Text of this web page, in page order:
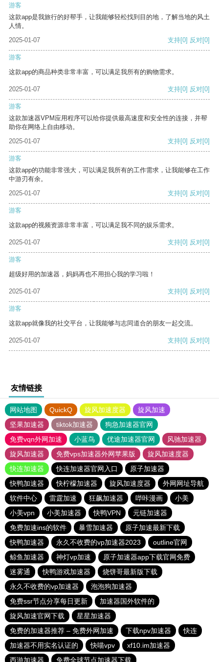
游客
这款app是我旅行的好帮手，让我能够轻松找到目的地，了解当地的风土
人情。
2025-01-07
支持[0] 反对[0]
游客
这款app的商品种类非常丰富，可以满足我所有的购物需求。
2025-01-07 支持[0] 反对[0]
游客
这款加速器VPM应用程序可以给你提供最高速度和安全性的连接，并帮
助你在网络上自由移动。
2025-01-07
支持[0] 反对[0]
游客
这款app的功能非常强大，可以满足我所有的工作需求，让我能够在工作
中游刃有余。
2025-01-07
支持[0] 反对[0]
游客
这款app的视频资源非常丰富，可以满足我不同的娱乐需求。
2025-01-07 支持[0] 反对[0]
游客
超级好用的加速器，妈妈再也不用担心我的学习啦！
2025-01-07 支持[0] 反对[0]
游客
这款app就像我的社交平台，让我能够与志同道合的朋友一起交流。
2025-01-07 支持[0] 反对[0]
友情链接
网站地图 QuickQ 旋风加速度器
旋风加速
坚果加速器
tiktok加速器
狗急加速器官网
免费vqn外网加速
小蓝鸟 优途加速器官网
风驰加速器
旋风加速器
免费vps加速器外网苹果版
旋风加速度器
快连加速器
快连加速器官网入口
原子加速器
快鸭加速器
快柠檬加速器 旋风加速度器
外网网址导航
软件中心
雷霆加速 狂飙加速器 哔咔漫画
小美
小美vpn
小美加速器 快鸭VPN
元链加速器
免费加速ins的软件
暴雪加速器
原子加速最新下载
快鸭加速器
永久不收费的vp加速器2023
outline官网
鲸鱼加速器
神灯vp加速
原子加速器app下载官网免费
迷雾通
快鸭游戏加速器
烧饼哥最新版下载
永久不收费的vp加速器
泡泡狗加速器
免费ssr节点分享每日更新
加速器国外软件的
旋风加速官网下载
星星加速器
免费的加速器推荐 – 免费外网加速
下载npv加速器
快连
加速器不用实名认证的
快喵vpv
xf10.im加速器
西游加速器
免费全球节点加速器下载